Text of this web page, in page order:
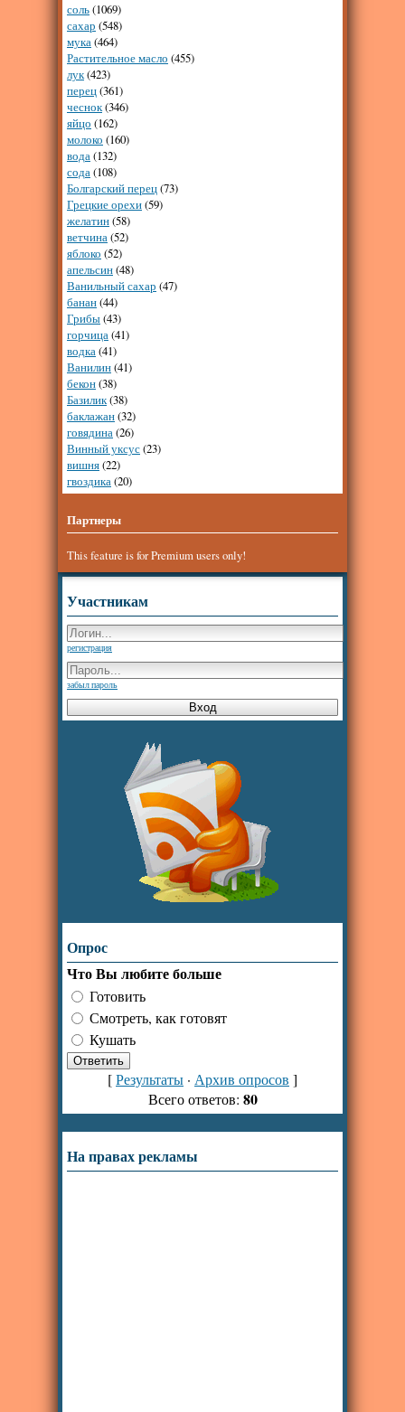
соль(1069)
сахар (548)
мука(464)
Растительное масло (455)
лук(423)
перец(361)
чеснок(346)
яйцо (162)
молоко (160)
вода(132)
сода(108)
Болгарский перец(73)
Грецкие орехи(59)
желатин(58)
ветчина(52)
яблоко (52)
апельсин(48)
Ванильный сахар (47)
банан(44)
Грибы(43)
горчица(41)
водка(41)
Ванилин(41)
бекон(38)
Базилик(38)
баклажан(32)
говядина(26)
Винный уксус(23)
вишня(22)
гвоздика(20)
Партнеры
This feature is for Premium users only!
Участникам
регистрация
забыл пароль
Опрос
Что Вы любите больше
Готовить
Смотреть, как готовят
Кушать
[Результаты · Архив опросов ]
Всего ответов: 80
На правах рекламы